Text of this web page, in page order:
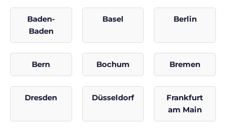
Baden-
Baden
Basel Berlin
Bern Bochum Bremen
Dresden Düsseldorf
Frankfurt
am Main